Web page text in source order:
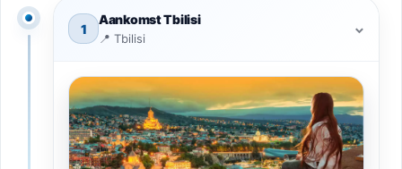
1
Aankomst Tbilisi
📍 Tbilisi
⌃